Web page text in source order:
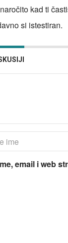
kad ti
si istestiran.
email i web